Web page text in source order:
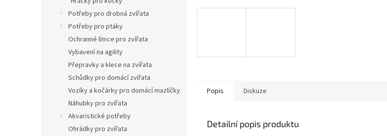
Potřeby pro drobná zvířata
Potřeby pro ptáky
Ochranné límce pro zvířata
Vybavení na agility
Přepravky a klece na zvířata
Schůdky pro domácí zvířata
Vozíky a kočárky pro domácí mazlíčky
Náhubky pro zvířata
Akvaristické potřeby
Ohrádky pro zvířata
Popis Diskuze
Detailní popis produktu